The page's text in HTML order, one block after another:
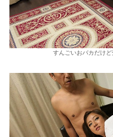
すんごいおバカだけ